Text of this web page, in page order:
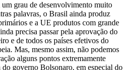
grau de desenvolvimento muito
palavras, o Brasil ainda produz
e a UE produtos com grande
precisa passar pela aprovação do
e de todos os países efetivos do
Mas, mesmo assim, não podemos
alguns pontos extremamente
governo Bolsonaro, em especial do